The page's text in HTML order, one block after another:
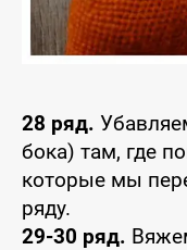
28 ряд.
бока) там, где
которые мы
ряду.
29-30 ряд.